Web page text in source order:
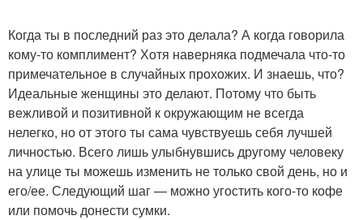
Когда ты в последний раз это делала? А когда говорила
кому-то комплимент? Хотя наверняка подмечала что-то
примечательное в случайных прохожих. И знаешь, что?
Идеальные женщины это делают. Потому что быть
вежливой и позитивной к окружающим не всегда
нелегко, но от этого ты сама чувствуешь себя лучшей
личностью. Всего лишь улыбнувшись другому человеку
на улице ты можешь изменить не только свой день, но и
его/ее. Следующий шаг — можно угостить кого-то кофе
или помочь донести сумки.